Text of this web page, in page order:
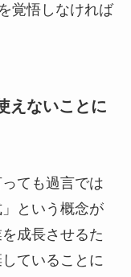
覚悟しなければ
えないことに
っても過言では
という概念が
成長させるた
ていることに